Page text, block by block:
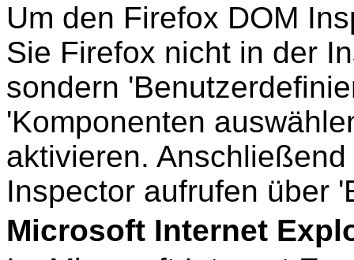
Um den Firefox DOM
Sie Firefox nicht in der
sondern
'Komponenten
aktivieren.
Inspector aufrufen über
Microsoft Internet